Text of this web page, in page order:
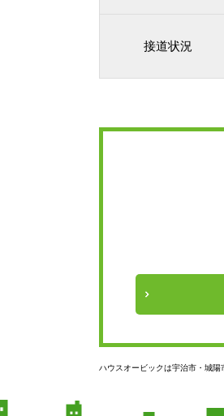
接道状況
ハウスオービックは宇治市・城